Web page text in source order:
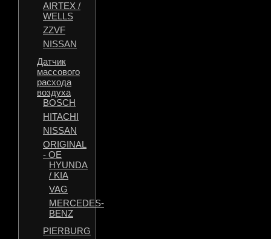
AIRTEX /
WELLS
ZZVF
NISSAN
Датчик
массового
расхода
воздуха
BOSCH
HITACHI
NISSAN
ORIGINAL
- OE
HYUNDA
/ KIA
VAG
MERCEDES-
BENZ
PIERBURG